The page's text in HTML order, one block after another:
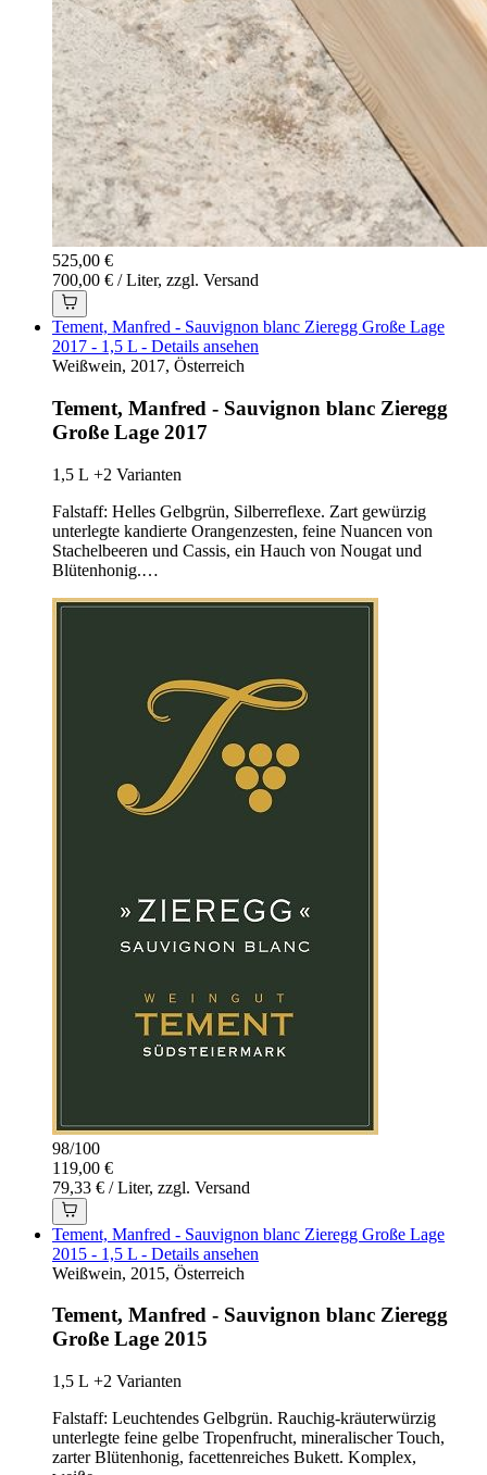
525,00 €
700,00 € / Liter, zzgl. Versand
Tement, Manfred - Sauvignon blanc Zieregg Große Lage
2017 - 1,5 L - Details ansehen
Weißwein, 2017, Österreich
Tement, Manfred - Sauvignon blanc Zieregg
Große Lage 2017
1,5 L +2 Varianten
Falstaff: Helles Gelbgrün, Silberreflexe. Zart gewürzig
unterlegte kandierte Orangenzesten, feine Nuancen von
Stachelbeeren und Cassis, ein Hauch von Nougat und
Blütenhonig.…
98/100
119,00 €
79,33 € / Liter, zzgl. Versand
Tement, Manfred - Sauvignon blanc Zieregg Große Lage
2015 - 1,5 L - Details ansehen
Weißwein, 2015, Österreich
Tement, Manfred - Sauvignon blanc Zieregg
Große Lage 2015
1,5 L +2 Varianten
Falstaff: Leuchtendes Gelbgrün. Rauchig-kräuterwürzig
unterlegte feine gelbe Tropenfrucht, mineralischer Touch,
zarter Blütenhonig, facettenreiches Bukett. Komplex,